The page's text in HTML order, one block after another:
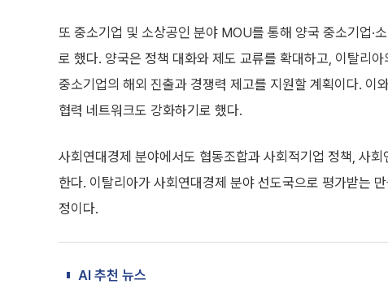
또 중소기업 및 소상공인 분야 MOU를 통해 양국 중소기업·
로 했다. 양국은 정책 대화와 제도 교류를 확대하고, 이탈리
중소기업의 해외 진출과 경쟁력 제고를 지원할 계획이다. 이
협력 네트워크도 강화하기로 했다.
사회연대경제 분야에서도 협동조합과 사회적기업 정책, 사
한다. 이탈리아가 사회연대경제 분야 선도국으로 평가받는
정이다.
AI 추천 뉴스